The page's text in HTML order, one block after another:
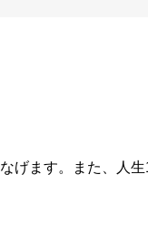
げます。また、人